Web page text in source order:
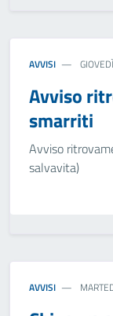
AVVISI
Avviso
smarriti
Avviso
salvavita)
AVVISI